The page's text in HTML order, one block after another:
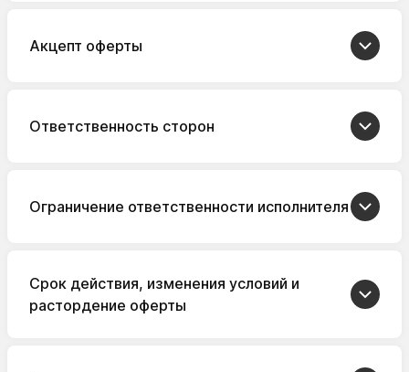
Акцепт оферты
Ответственность сторон
Ограничение ответственности исполнителя
Срок действия, изменения условий и
растордение оферты